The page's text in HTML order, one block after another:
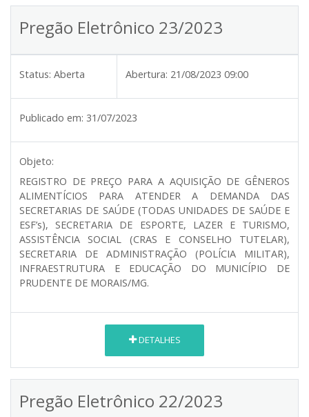
Pregão Eletrônico 23/2023
Status: Aberta Abertura: 21/08/2023 09:00
Publicado em: 31/07/2023
Objeto:
REGISTRO DE PREÇO PARA A AQUISIÇÃO DE GÊNEROS
ALIMENTÍCIOS PARA ATENDER A DEMANDA DAS
SECRETARIAS DE SAÚDE (TODAS UNIDADES DE SAÚDE E
ESF’s), SECRETARIA DE ESPORTE, LAZER E TURISMO,
ASSISTÊNCIA SOCIAL (CRAS E CONSELHO TUTELAR),
SECRETARIA DE ADMINISTRAÇÃO (POLÍCIA MILITAR),
INFRAESTRUTURA E EDUCAÇÃO DO MUNICÍPIO DE
PRUDENTE DE MORAIS/MG.
DETALHES
Pregão Eletrônico 22/2023